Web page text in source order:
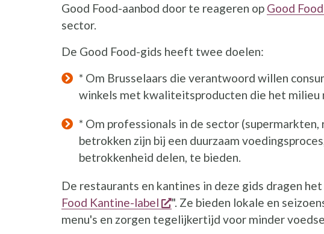
Good Food-aanbod door te reageren op Good
sector.
De Good Food-gids heeft twee doelen:
* Om Brusselaars die verantwoord willen
winkels met kwaliteitsproducten die het milieu
* Om professionals in de sector (supermarkten,
betrokken zijn bij een duurzaam
betrokkenheid delen, te bieden.
De restaurants en kantines in deze gids dragen het
Food Kantine-label
opent een nieuw venster
". Ze bieden lokale en
menu's en zorgen tegelijkertijd voor minder